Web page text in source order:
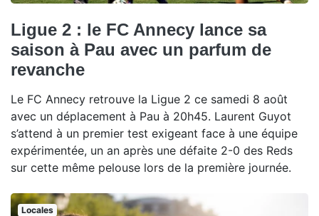
Ligue 2 : le FC Annecy lance sa
saison à Pau avec un parfum de
revanche
Le FC Annecy retrouve la Ligue 2 ce samedi 8 août
avec un déplacement à Pau à 20h45. Laurent Guyot
s’attend à un premier test exigeant face à une équipe
expérimentée, un an après une défaite 2-0 des Reds
sur cette même pelouse lors de la première journée.
Locales